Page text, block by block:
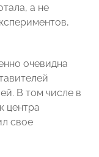
а не
очевидна
В том числе в
центра
свое